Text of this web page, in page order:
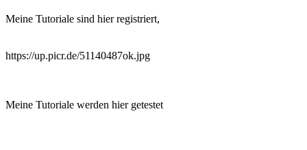
Meine Tutoriale sind hier registriert,
https://up.picr.de/51140487ok.jpg
Meine Tutoriale werden hier getestet